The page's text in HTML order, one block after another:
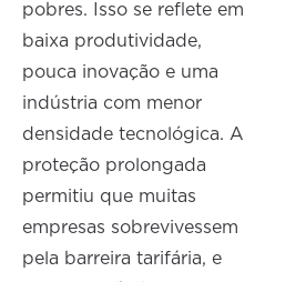
pobres. Isso se reflete em
baixa produtividade,
pouca inovação e uma
indústria com menor
densidade tecnológica. A
proteção prolongada
permitiu que muitas
empresas sobrevivessem
pela barreira tarifária, e